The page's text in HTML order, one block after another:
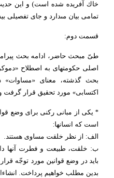
خاك آفریده شده است) و این
تمامى بیان مى‏دارد و جاى تفصیلى
قسمت دوم:
طىّ مبحث حاضر، ادامه بحث
اصلى حكومت‏هاى به اصطلاح
بحث گذشته، معناى «مساوات»
اكتسابى» مورد تحقیق قرار گرفت
* یكى از مبانى ركنى براى وضع
است كه انسانها:
الف: از نظر خلقت مساوى هستند.
ب: خلقت، طبیعت و فطرت آنها
باید در وضع قوانین مورد توجّه
بدین مطلب خواهیم پرداخت.